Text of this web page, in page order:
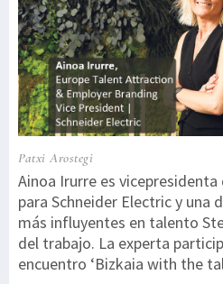
Patxi Arostegi
Ainoa Irurre es
para Schneider Electric y una
más influyentes en talento
del trabajo. La experta
encuentro ‘Bizkaia with the